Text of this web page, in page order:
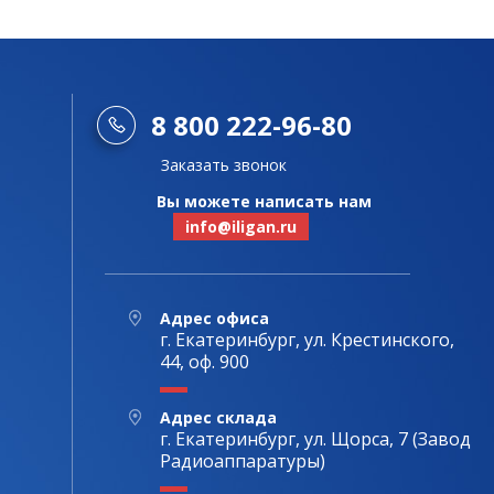
8 800 222-96-80
Заказать звонок
Вы можете написать нам
info@iligan.ru
Адрес офиса
г. Екатеринбург, ул. Крестинского,
44, оф. 900
Адрес склада
г. Екатеринбург, ул. Щорса, 7 (Завод
Радиоаппаратуры)